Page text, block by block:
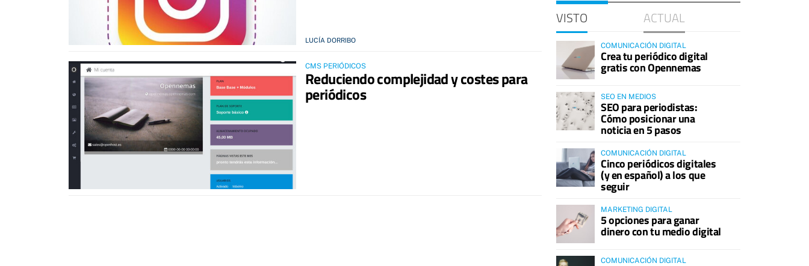
LUCÍA DORRIBO
CMS PERIÓDICOS
Reduciendo complejidad y costes para
periódicos
VISTO ACTUAL
COMUNICACIÓN DIGITAL
Crea tu periódico digital
gratis con Opennemas
SEO EN MEDIOS
SEO para periodistas:
Cómo posicionar una
noticia en 5 pasos
COMUNICACIÓN DIGITAL
Cinco periódicos digitales
(y en español) a los que
seguir
MARKETING DIGITAL
5 opciones para ganar
dinero con tu medio digital
COMUNICACIÓN DIGITAL